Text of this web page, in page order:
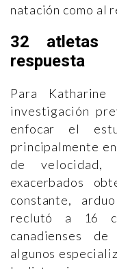
natación como al
32 atletas
respuesta
Para
investigación
enfocar el
principalmente
de velocidad,
exacerbados
constante,
reclutó a 16
canadienses
algunos